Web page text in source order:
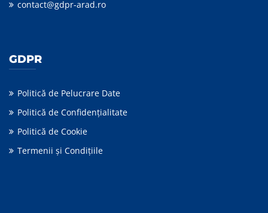
contact@gdpr-arad.ro
GDPR
Politică de Pelucrare Date
Politică de Confidențialitate
Politică de Cookie
Termenii şi Condiţiile